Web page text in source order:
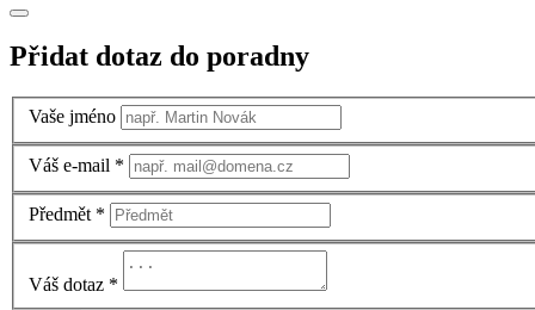
Přidat dotaz do poradny
Vaše jméno
Váš e-mail *
Předmět *
Váš dotaz *